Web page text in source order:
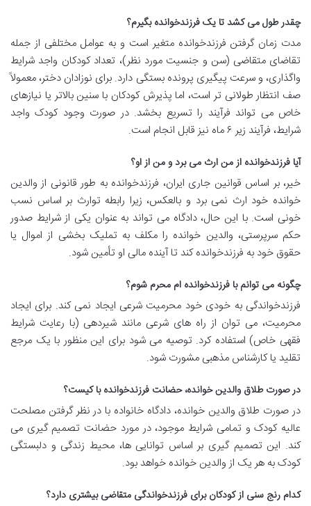
چقدر طول می کشد تا یک فرزندخوانده بگیرم؟
مدت زمان گرفتن فرزندخوانده متغیر است و به عوامل مختلفی از جمله
تقاضای متقاضی (سن و جنسیت مورد نظر)، تعداد کودکان واجد شرایط
واگذاری، و سرعت پیگیری پرونده بستگی دارد. برای نوزادان دختر، معمولاً
صف انتظار طولانی تر است، اما پذیرش کودکان با سنین بالاتر یا نیازهای
خاص می تواند فرآیند را تسریع بخشد. در صورت وجود کودک واجد
شرایط، فرآیند زیر ۶ ماه نیز قابل انجام است.
آیا فرزندخوانده از من ارث می برد و من از او؟
خیر، بر اساس قوانین جاری ایران، فرزندخوانده به طور قانونی از والدین
خوانده خود ارث نمی برد و بالعکس، زیرا رابطه توارث بر اساس نسب
خونی است. با این حال، دادگاه می تواند به عنوان یکی از شرایط صدور
حکم سرپرستی، والدین خوانده را مکلف به تملیک بخشی از اموال یا
حقوق خود به فرزندخوانده کند تا آینده مالی او تأمین شود.
چگونه می توانم با فرزندخوانده ام محرم شوم؟
فرزندخواندگی به خودی خود محرمیت شرعی ایجاد نمی کند. برای ایجاد
محرمیت، می توان از راه های شرعی مانند شیردهی (با رعایت شرایط
فقهی خاص) استفاده کرد. توصیه می شود برای این منظور با یک مرجع
تقلید یا کارشناس مذهبی مشورت شود.
در صورت طلاق والدین خوانده، حضانت فرزندخوانده با کیست؟
در صورت طلاق والدین خوانده، دادگاه خانواده با در نظر گرفتن مصلحت
عالیه کودک و تمامی شرایط موجود، در مورد حضانت تصمیم گیری می
کند. این تصمیم گیری بر اساس توانایی ها، محیط زندگی و دلبستگی
کودک به هر یک از والدین خوانده خواهد بود.
کدام رنج سنی از کودکان برای فرزندخواندگی متقاضی بیشتری دارد؟